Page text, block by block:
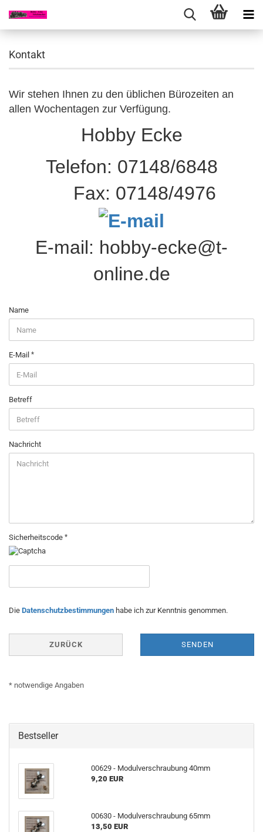
Kontakt
Wir stehen Ihnen zu den üblichen Bürozeiten an
allen Wochentagen zur Verfügung.
Hobby Ecke
Telefon: 07148/6848
Fax: 07148/4976
E-mail: hobby-ecke@t-
online.de
KONTAKT
Name
E-Mail
Betreff
Nachricht
Sicherheitscode
DATENSCHUTZBESTIMMUNGEN
Die Datenschutzbestimmungen habe ich zur Kenntnis genommen.
ZURÜCK SENDEN
* notwendige Angaben
Bestseller
00629 - Modulverschraubung 40mm
9,20 EUR
00630 - Modulverschraubung 65mm
13,50 EUR